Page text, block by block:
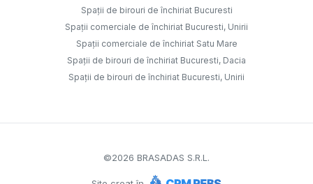
Spații de birouri de închiriat Bucuresti
Spații comerciale de închiriat Bucuresti, Unirii
Spații comerciale de închiriat Satu Mare
Spații de birouri de închiriat Bucuresti, Dacia
Spații de birouri de închiriat Bucuresti, Unirii
©2026 BRASADAS S.R.L.